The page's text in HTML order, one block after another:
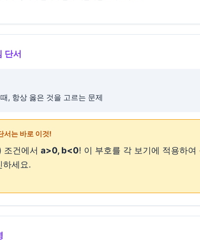
단서
, 항상 옳은 것을 고르는 문제
서는 바로 이것!
건에서 a>0, b<0! 이 부호를 각 보기에 적용하여
하세요.